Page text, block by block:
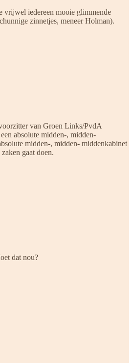
vrijwel iedereen mooie glimmende
zinnetjes, meneer Holman).
van Groen Links/PvdA
absolute midden-, midden-
midden-, midden- middenkabinet
gaat doen.
dat nou?